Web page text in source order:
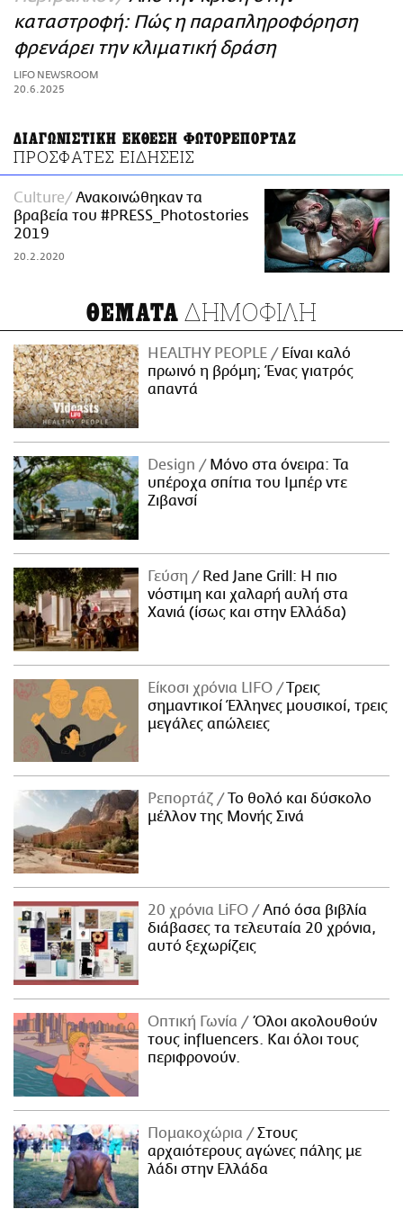
ΑΜΠΑ
PRINT
καταστροφή: Πώς η παραπληροφόρηση
φρενάρει την κλιματική δράση
LIFO NEWSROOM
20.6.2025
ΔΙΑΓΩΝΙΣΤΙΚΗ ΕΚΘΕΣΗ ΦΩΤΟΡΕΠΟΡΤΑΖ
ΠΡΟΣΦΑΤΕΣ ΕΙΔΗΣΕΙΣ
Culture
Ανακοινώθηκαν τα
βραβεία του #PRESS_Photostories
2019
20.2.2020
ΘΕΜΑΤΑ ΔΗΜΟΦΙΛΗ
HEALTHY PEOPLE
Είναι καλό
πρωινό η βρόμη; Ένας γιατρός
απαντά
Design
Μόνο στα όνειρα: Τα
υπέροχα σπίτια του Ιμπέρ ντε
Ζιβανσί
Γεύση
Red Jane Grill: Η πιο
νόστιμη και χαλαρή αυλή στα
Χανιά (ίσως και στην Ελλάδα)
Είκοσι χρόνια LIFO
Tρεις
σημαντικοί Έλληνες μουσικοί, τρεις
μεγάλες απώλειες
Ρεπορτάζ
Το θολό και δύσκολο
μέλλον της Μονής Σινά
20 χρόνια LiFO
Από όσα βιβλία
διάβασες τα τελευταία 20 χρόνια,
αυτό ξεχωρίζεις
Οπτική Γωνία
Όλοι ακολουθούν
τους influencers. Και όλοι τους
περιφρονούν.
Πομακοχώρια
Στους
αρχαιότερους αγώνες πάλης με
λάδι στην Ελλάδα